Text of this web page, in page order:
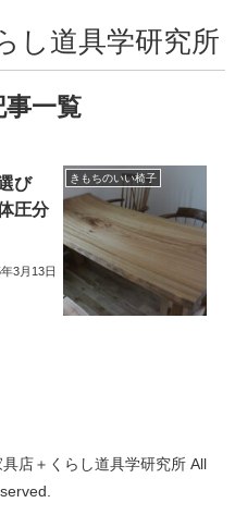
し道具学研究所
事一覧
きもちのいい椅子
び
圧分
3月13日
店＋くらし道具学研究所 All